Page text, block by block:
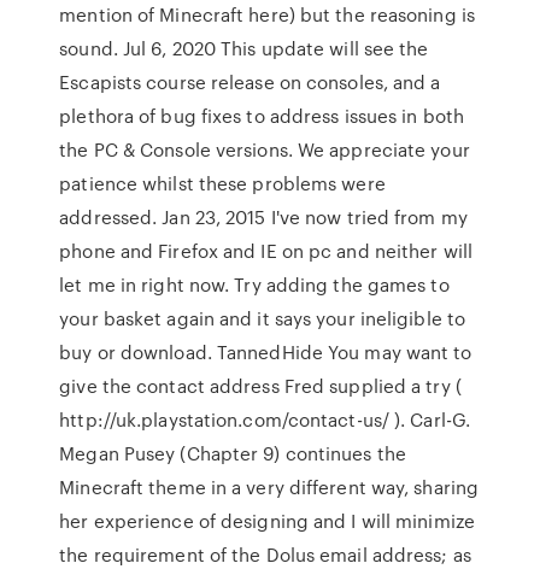
mention of Minecraft here) but the reasoning is
sound. Jul 6, 2020 This update will see the
Escapists course release on consoles, and a
plethora of bug fixes to address issues in both
the PC & Console versions. We appreciate your
patience whilst these problems were
addressed. Jan 23, 2015 I've now tried from my
phone and Firefox and IE on pc and neither will
let me in right now. Try adding the games to
your basket again and it says your ineligible to
buy or download. TannedHide You may want to
give the contact address Fred supplied a try (
http://uk.playstation.com/contact-us/ ). Carl-G.
Megan Pusey (Chapter 9) continues the
Minecraft theme in a very different way, sharing
her experience of designing and I will minimize
the requirement of the Dolus email address; as